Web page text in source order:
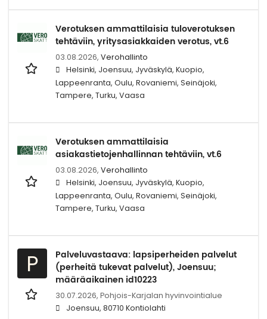
Verotuksen ammattilaisia tuloverotuksen
tehtäviin, yritysasiakkaiden verotus, vt.6
03.08.2026, Verohallinto
Helsinki, Joensuu, Jyväskylä, Kuopio,
Lappeenranta, Oulu, Rovaniemi, Seinäjoki,
Tampere, Turku, Vaasa
Verotuksen ammattilaisia
asiakastietojenhallinnan tehtäviin, vt.6
03.08.2026, Verohallinto
Helsinki, Joensuu, Jyväskylä, Kuopio,
Lappeenranta, Oulu, Rovaniemi, Seinäjoki,
Tampere, Turku, Vaasa
P
Palveluvastaava: lapsiperheiden palvelut
(perheitä tukevat palvelut), Joensuu;
määräaikainen id10223
30.07.2026, Pohjois-Karjalan hyvinvointialue
Joensuu, 80710 Kontiolahti